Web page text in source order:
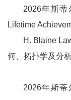
2026年斯蒂
Lifetime
H. Blaine
何、拓扑学及分
2026年斯蒂